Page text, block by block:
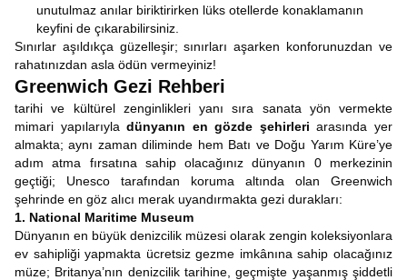
unutulmaz anılar biriktirirken lüks otellerde konaklamanın
keyfini de çıkarabilirsiniz.
Sınırlar aşıldıkça güzelleşir; sınırları aşarken konforunuzdan ve
rahatınızdan asla ödün vermeyiniz!
Greenwich Gezi Rehberi
tarihi ve kültürel zenginlikleri yanı sıra sanata yön vermekte
mimari yapılarıyladünyanın en gözde şehirleri arasında yer
almakta; aynı zaman diliminde hem Batı ve Doğu Yarım Küre’ye
adım atma fırsatına sahip olacağınız dünyanın 0 merkezinin
geçtiği; Unesco tarafından koruma altında olan Greenwich
şehrinde en göz alıcı merak uyandırmakta gezi durakları:
1. National Maritime Museum
Dünyanın en büyük denizcilik müzesi olarak zengin koleksiyonlara
ev sahipliği yapmakta ücretsiz gezme imkânına sahip olacağınız
müze; Britanya’nın denizcilik tarihine, geçmişte yaşanmış şiddetli